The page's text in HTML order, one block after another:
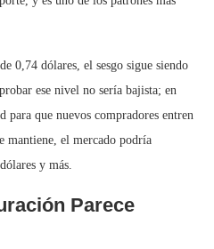
0,74 dólares, el sesgo sigue siendo
ese nivel no sería bajista; en
que nuevos compradores entren
mantiene, el mercado podría
y más.
Parece